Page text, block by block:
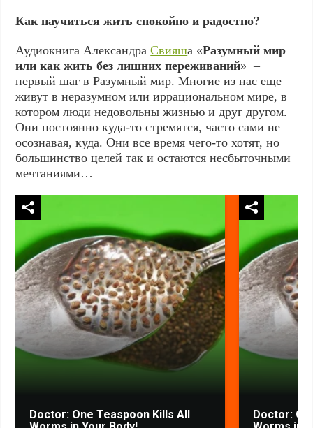
Как научиться жить спокойно и радостно?
Аудиокнига АлександраСвияша «Разумный мир
или как жить без лишних переживаний» –
первый шаг в Разумный мир. Многие из нас еще
живут в неразумном или иррациональном мире, в
котором люди недовольны жизнью и друг другом.
Они постоянно куда-то стремятся, часто сами не
осознавая, куда. Они все время чего-то хотят, но
большинство целей так и остаются несбыточными
мечтаниями…
Doctor: One Teaspoon Kills All
Doctor: